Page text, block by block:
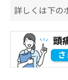
詳しくは下の